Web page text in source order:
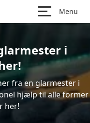
Menu
i
fra en glarmester i
hjælp til alle former
her!